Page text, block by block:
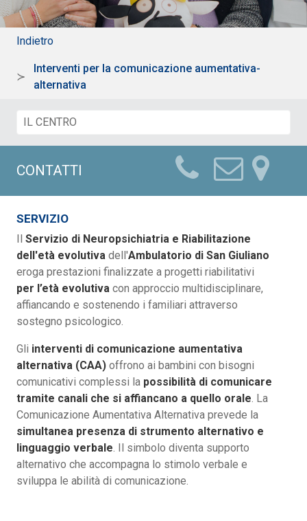
Indietro
Interventi per la comunicazione aumentativa-
alternativa
CONTATTI
SERVIZIO
Il Servizio di Neuropsichiatria e Riabilitazione
dell'età evolutiva dell'Ambulatorio di San Giuliano
eroga prestazioni finalizzate a progetti riabilitativi
per l’età evolutiva con approccio multidisciplinare,
affiancando e sostenendo i familiari attraverso
sostegno psicologico.
Gli interventi di comunicazione aumentativa
alternativa (CAA) offrono ai bambini con bisogni
comunicativi complessi la possibilità di comunicare
tramite canali che si affiancano a quello orale . La
Comunicazione Aumentativa Alternativa prevede la
simultanea presenza di strumento alternativo e
linguaggio verbale . Il simbolo diventa supporto
alternativo che accompagna lo stimolo verbale e
sviluppa le abilità di comunicazione.